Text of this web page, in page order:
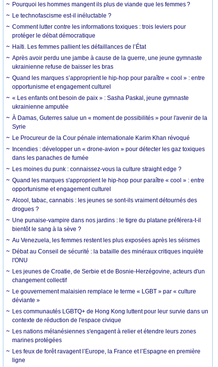
Pourquoi les hommes mangent ils plus de viande que les femmes ?
Le technofascisme est-il inéluctable ?
Comment lutter contre les informations toxiques : trois leviers pour
protéger le débat démocratique
Haïti. Les femmes pallient les défaillances de l’État
Après avoir perdu une jambe à cause de la guerre, une jeune gymnaste
ukrainienne refuse de baisser les bras
Quand les marques s’approprient le hip-hop pour paraître « cool » : entre
opportunisme et engagement culturel
« Les enfants ont besoin de paix » : Sasha Paskal, jeune gymnaste
ukrainienne amputée
À Damas, Guterres salue un « moment de possibilités » pour l'avenir de la
Syrie
Le Procureur de la Cour pénale internationale Karim Khan révoqué
Incendies : développer un « drone-avion » pour détecter les gaz toxiques
dans les panaches de fumée
Les moines du punk : connaissez-vous la culture straight edge ?
Quand les marques s'approprient le hip-hop pour paraître « cool » : entre
opportunisme et engagement culturel
Alcool, tabac, cannabis : les jeunes se sont-ils vraiment détournés des
drogues ?
Une punaise-vampire dans nos jardins : le tigre du platane préférera-t-il
bientôt le sang à la sève ?
Au Venezuela, les femmes restent les plus exposées après les séismes
Débat au Conseil de sécurité : la bataille des minéraux critiques inquiète
l'ONU
Les jeunes de Croatie, de Serbie et de Bosnie-Herzégovine, acteurs d'un
changement collectif
Le gouvernement malaisien remplace le terme « LGBT » par « culture
déviante »
Les communautés LGBTQ+ de Hong Kong luttent pour leur survie dans un
contexte de réduction de l'espace civique
Les nations mélanésiennes s'engagent à relier et étendre leurs zones
marines protégées
Les feux de forêt ravagent l’Europe, la France et l’Espagne en première
ligne